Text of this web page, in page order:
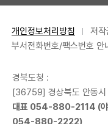
개인정보처리방침 저작
부서전화번호/팩스번호 안
경북도청 :
[36759] 경상북도 안동
대표 054-880-2114 (
054-880-2222)